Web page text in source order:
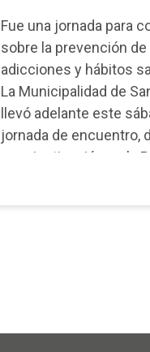
Fue una jornada para
sobre la prevención de
adicciones y hábitos
La Municipalidad de
llevó adelante este
jornada de encuentro,
concientización en la
Ignacio, ubicada en